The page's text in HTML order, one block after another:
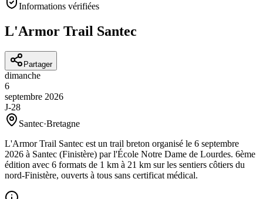
Informations vérifiées
L'Armor Trail Santec
Partager
dimanche
6
septembre 2026
J-28
Santec·Bretagne
L'Armor Trail Santec est un trail breton organisé le 6 septembre
2026 à Santec (Finistère) par l'École Notre Dame de Lourdes. 6ème
édition avec 6 formats de 1 km à 21 km sur les sentiers côtiers du
nord-Finistère, ouverts à tous sans certificat médical.